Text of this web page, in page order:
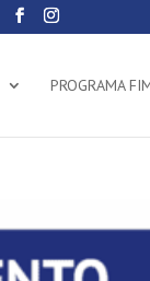
PROGRAMA